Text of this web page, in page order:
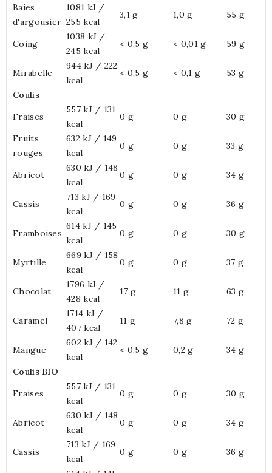
Baies
d'argousier
1081 kJ /
255 kcal
3,1 g 1,0 g 55 g
Coing
1038 kJ /
245 kcal
< 0,5 g < 0,01 g 59 g
Mirabelle
944 kJ / 222
kcal
< 0,5 g < 0,1 g
53 g
Coulis
Fraises
557 kJ / 131
kcal
0 g 0 g
30 g
Fruits
rouges
632 kJ / 149
kcal
0 g 0 g 33 g
Abricot
630 kJ / 148
kcal
0 g 0 g 34 g
Cassis
713 kJ / 169
kcal
0 g 0 g 36 g
Framboises
614 kJ / 145
kcal
0 g 0 g 30 g
Myrtille
669 kJ / 158
kcal
0 g 0 g 37 g
Chocolat
1796 kJ /
428 kcal
17 g 11 g 63 g
Caramel
1714 kJ /
407 kcal
11 g 7,8 g 72 g
Mangue
602 kJ / 142
kcal
< 0,5 g 0,2 g
34 g
Coulis BIO
Fraises
557 kJ / 131
kcal
0 g 0 g 30 g
Abricot
630 kJ / 148
kcal
0 g 0 g 34 g
Cassis
713 kJ / 169
kcal
0 g 0 g 36 g